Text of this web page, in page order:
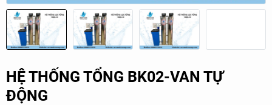
HỆ THỐNG TỔNG BK02-VAN TỰ
ĐỘNG